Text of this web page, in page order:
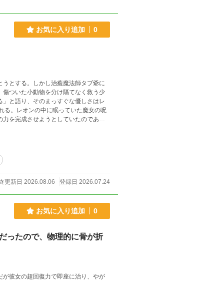
お気に入り追加 0
とする。しかし治癒魔法師タブ爺に
ついた小動物を分け隔てなく救う少
と語り、そのまっすぐな優しさはレ
を完成させようとしていたのであ
。ルワンナの命を慈しむ心、仲間た
限りがあるからこそ美しい」という
懸けた戦いの果てに、レオンは自ら
更新日 2026.08.06 登録日 2026.07.24
お気に入り追加 0
ったので、物理的に骨が折
彼女の超回復力で即座に治り、やが